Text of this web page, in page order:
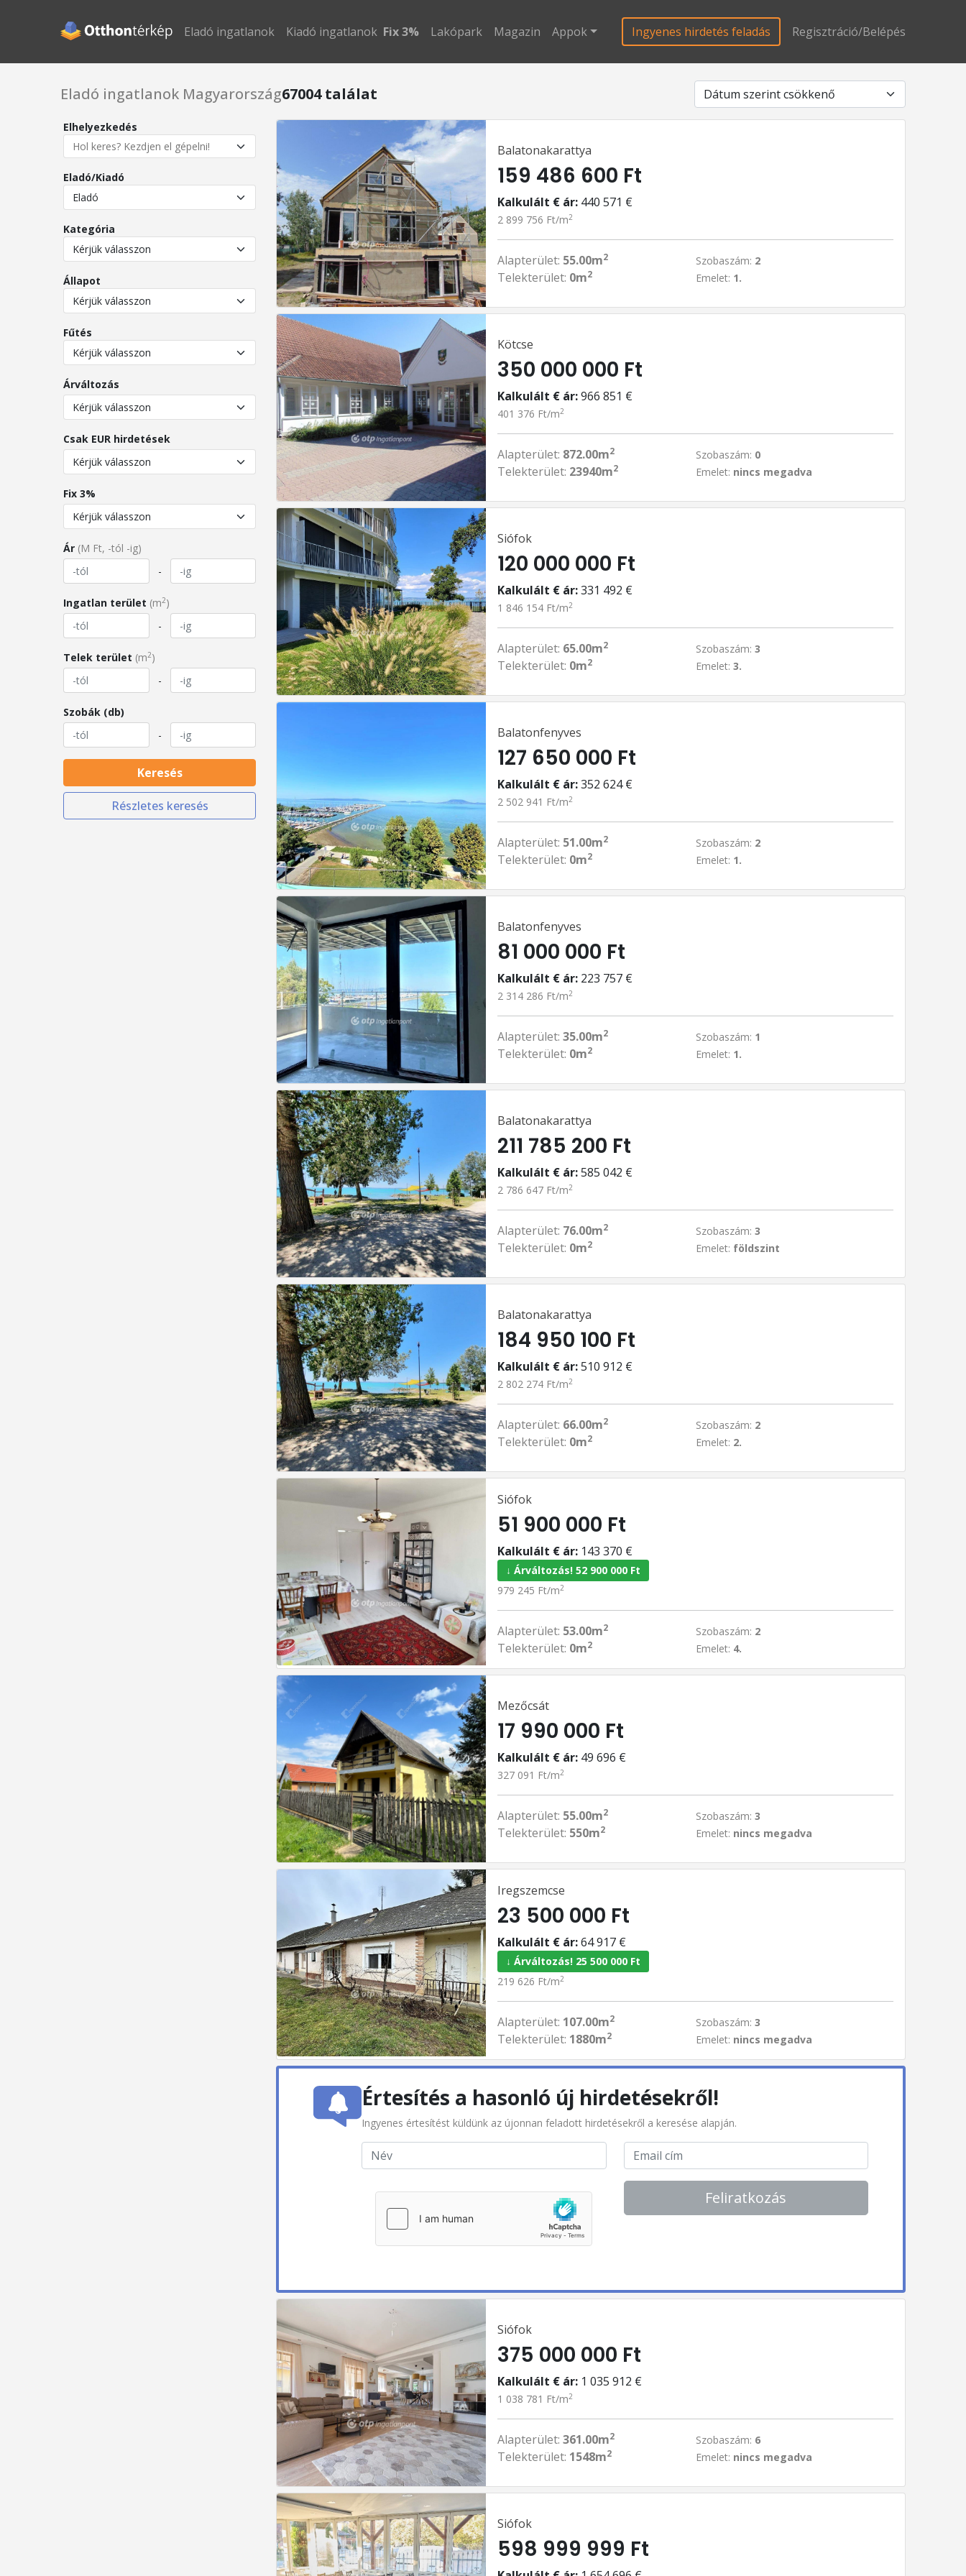
Eladó ingatlanok Kiadó ingatlanok Fix 3% Lakópark Magazin Appok Ingyenes hirdetés feladás Regisztráció/Belépés
Eladó ingatlanok Magyarország67004 találat
Elhelyezkedés
Eladó/Kiadó
Kategória
Állapot
Fűtés
Árváltozás
Csak EUR hirdetések
Fix 3%
Ár (M Ft, -tól -ig)
-
Ingatlan terület (m2)
-
Telek terület (m2)
-
Szobák (db)
-
Keresés
Részletes keresés
Balatonakarattya
159 486 600 Ft
Kalkulált € ár: 440 571 €
2 899 756 Ft/m2
Alapterület: 55.00m2
Telekterület: 0m2
Szobaszám: 2
Emelet: 1.
Kötcse
350 000 000 Ft
Kalkulált € ár:966 851 €
401 376 Ft/m2
Alapterület: 872.00m2
Telekterület: 23940m2
Szobaszám: 0
Emelet: nincs megadva
Siófok
120 000 000 Ft
Kalkulált € ár:331 492 €
1 846 154 Ft/m2
Alapterület: 65.00m2
Telekterület: 0m2
Szobaszám: 3
Emelet: 3.
Balatonfenyves
127 650 000 Ft
Kalkulált € ár:352 624 €
2 502 941 Ft/m2
Alapterület: 51.00m2
Telekterület: 0m2
Szobaszám: 2
Emelet: 1.
Balatonfenyves
81 000 000 Ft
Kalkulált € ár: 223 757 €
2 314 286 Ft/m2
Alapterület:35.00m2
Telekterület: 0m2
Szobaszám: 1
Emelet: 1.
Balatonakarattya
211 785 200 Ft
Kalkulált € ár:585 042 €
2 786 647 Ft/m2
Alapterület: 76.00m2
Telekterület: 0m2
Szobaszám: 3
Emelet: földszint
Balatonakarattya
184 950 100 Ft
Kalkulált € ár:510 912 €
2 802 274 Ft/m2
Alapterület: 66.00m2
Telekterület: 0m2
Szobaszám: 2
Emelet: 2.
Siófok
51 900 000 Ft
Kalkulált € ár: 143 370 €
↓ Árváltozás! 52 900 000 Ft
979 245 Ft/m2
Alapterület: 53.00m2
Telekterület: 0m2
Szobaszám: 2
Emelet: 4.
Mezőcsát
17 990 000 Ft
Kalkulált € ár: 49 696 €
327 091 Ft/m2
Alapterület: 55.00m2
Telekterület: 550m2
Szobaszám: 3
Emelet: nincs megadva
Iregszemcse
23 500 000 Ft
Kalkulált € ár:64 917 €
↓ Árváltozás! 25 500 000 Ft
219 626 Ft/m2
Alapterület: 107.00m2
Telekterület: 1880m2
Szobaszám: 3
Emelet: nincs megadva
Értesítés a hasonló új hirdetésekről!
Ingyenes értesítést küldünk az újonnan feladott hirdetésekről a keresése alapján.
Feliratkozás
Siófok
375 000 000 Ft
Kalkulált € ár: 1 035 912 €
1 038 781 Ft/m2
Alapterület:361.00m2
Telekterület: 1548m2
Szobaszám: 6
Emelet: nincs megadva
Siófok
598 999 999 Ft